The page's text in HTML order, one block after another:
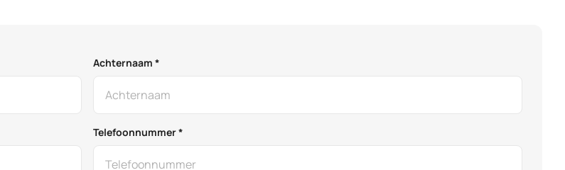
Achternaam *
Telefoonnummer *